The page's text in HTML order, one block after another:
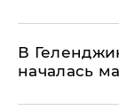
В
началась